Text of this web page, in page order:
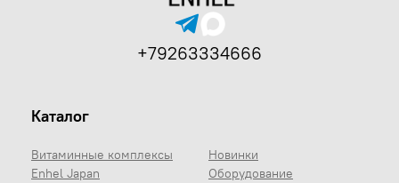
Каталог
Витаминные комплексы
Enhel Japan
Новинки
Оборудование
+79263334666